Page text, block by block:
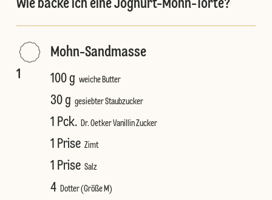
Wie backe ich eine Joghurt-Mohn-Torte?
1
Mohn-Sandmasse
100 g weiche Butter
30 g gesiebter Staubzucker
1 Pck. Dr. Oetker Vanillin Zucker
1 Prise Zimt
1 Prise Salz
4 Dotter (Größe M)